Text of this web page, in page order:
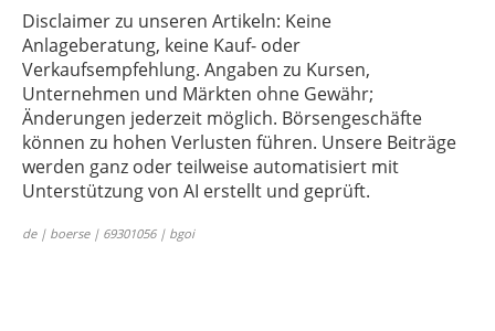
Disclaimer zu unseren Artikeln: Keine
Anlageberatung, keine Kauf- oder
Verkaufsempfehlung. Angaben zu Kursen,
Unternehmen und Märkten ohne Gewähr;
Änderungen jederzeit möglich. Börsengeschäfte
können zu hohen Verlusten führen. Unsere Beiträge
werden ganz oder teilweise automatisiert mit
Unterstützung von AI erstellt und geprüft.
de | boerse | 69301056 | bgoi